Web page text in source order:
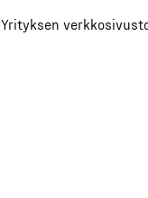
Yrityksen